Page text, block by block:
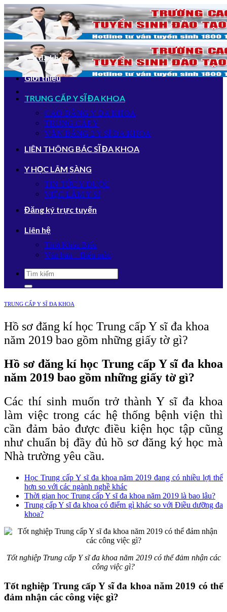
Bỏ
qua
nội
dung
Y sĩ đa khoa
Giới thiệu
TRUNG CẤP Y SĨ ĐA KHOA
CAO ĐẲNG Y ĐA KHOA
TRUNG CẤP Y
VĂN BẰNG 2 Y SĨ ĐA KHOA
LIÊN THÔNG BÁC SĨ ĐA KHOA
Y HỌC LÂM SÀNG
TIN TỨC Y DƯỢC
VIỆC LÀM Y SĨ
Đăng ký trực tuyến
Liên hệ
Thời Khóa Biểu
Văn bản – Biểu mẫu
TRUNG CẤP Y SĨ ĐA KHOA
Hồ sơ đăng kí học Trung cấp Y sĩ đa khoa
năm 2019 bao gồm những giấy tờ gì?
Hồ sơ đăng kí học Trung cấp Y sĩ đa khoa
năm 2019 bao gồm những giấy tờ gì?
Các thí sinh muốn trở thành Y sĩ đa khoa
làm việc trong các hệ thống bệnh viện thì
cần đảm bảo được điều kiện học tập cũng
như chuẩn bị đầy đủ hồ sơ đăng ký học mà
Nhà trường yêu cầu.
Học Trung cấp Y sĩ đa khoa năm 2019 đang có nhiều lợi thế
hơn so với các ngành nghề khác
Thời gian học Trung cấp Y sĩ đa khoa năm 2019 là bao lâu?
Trung cấp Y sĩ đa khoa có điểm gì khác so với Điều dưỡng đa
khoa?
Tốt nghiệp Trung cấp Y sĩ đa khoa năm 2019 có thể đảm nhận các
công việc gì?
Tốt nghiệp Trung cấp Y sĩ đa khoa năm 2019 có thể
đảm nhận các công việc gì?